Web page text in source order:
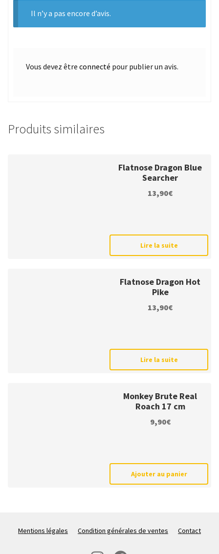
Il n’y a pas encore d’avis.
Vous devez être connecté pour publier un avis.
Produits similaires
Flatnose Dragon Blue
Searcher
13,90€
Lire la suite
Flatnose Dragon Hot
Pike
13,90€
Lire la suite
Monkey Brute Real
Roach 17 cm
9,90€
Ajouter au panier
Mentions légales Condition générales de ventes Contact